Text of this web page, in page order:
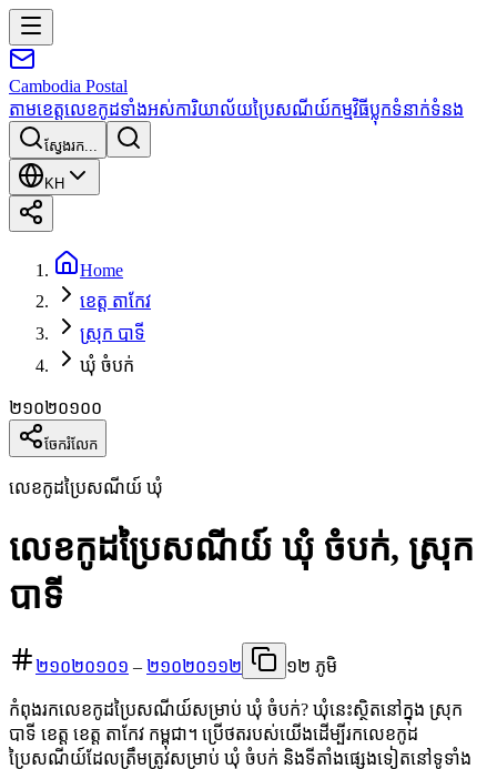
Cambodia Postal
តាមខេត្តលេខកូដទាំងអស់ការិយាល័យប្រៃសណីយ៍កម្មវិធីប្លុកទំនាក់ទំនង
ស្វែងរក...
KH
Home
ខេត្ត តាកែវ
ស្រុក បាទី
ឃុំ ចំបក់
២១០២០១០០
ចែករំលែក
លេខកូដប្រៃសណីយ៍ ឃុំ
លេខកូដប្រៃសណីយ៍ ឃុំ ចំបក់, ស្រុក
បាទី
២១០២០១០១ – ២១០២០១១២ ១២ ភូមិ
កំពុងរកលេខកូដប្រៃសណីយ៍សម្រាប់ ឃុំ ចំបក់? ឃុំនេះស្ថិតនៅក្នុង ស្រុក
បាទី ខេត្ត ខេត្ត តាកែវ កម្ពុជា។ ប្រើថតរបស់យើងដើម្បីរកលេខកូដ
ប្រៃសណីយ៍ដែលត្រឹមត្រូវសម្រាប់ ឃុំ ចំបក់ និងទីតាំងផ្សេងទៀតនៅទូទាំង